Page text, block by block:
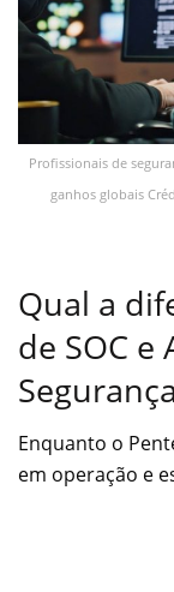
Profissionais de
ganhos globais
Qual a
de SOC
Enquanto o
em operação e